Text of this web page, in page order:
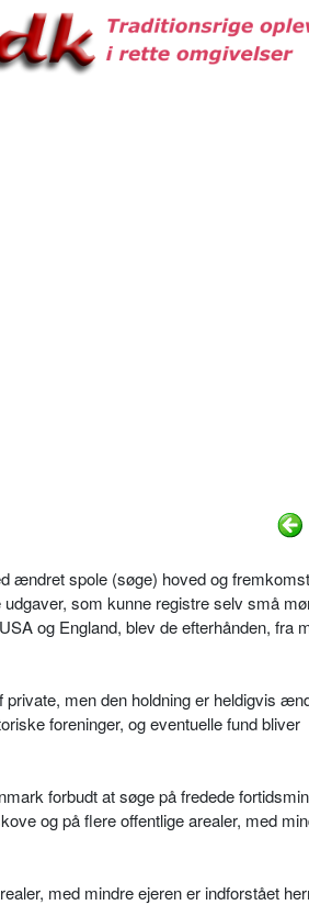
ændret spole (søge) hoved og
som kunne registre selv små
og England, blev de efterhånden, fra
men den holdning er heldigvis
foreninger, og eventuelle fund bliver
forbudt at søge på fredede
og på flere offentlige arealer, med
med mindre ejeren er indforstået